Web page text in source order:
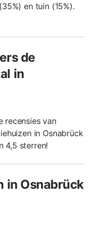
en tuin (15%).
de
in
recensies van
in Osnabrück
4,5 sterren!
in Osnabrück